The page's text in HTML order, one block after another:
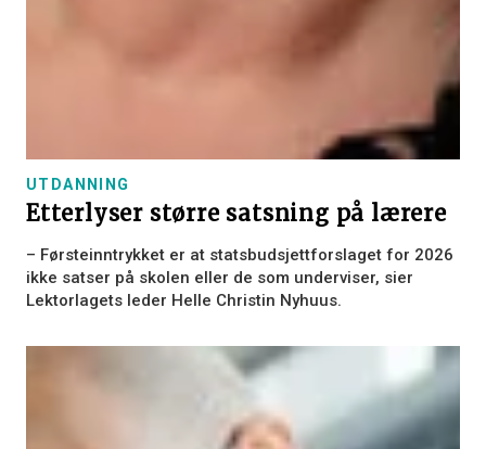
UTDANNING
Etterlyser større satsning på lærere
– Førsteinntrykket er at statsbudsjettforslaget for 2026
ikke satser på skolen eller de som underviser, sier
Lektorlagets leder Helle Christin Nyhuus.